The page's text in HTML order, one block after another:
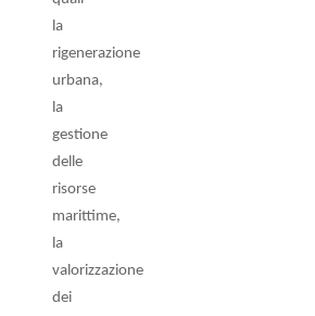
la
rigenerazione
urbana,
la
gestione
delle
risorse
marittime,
la
valorizzazione
dei